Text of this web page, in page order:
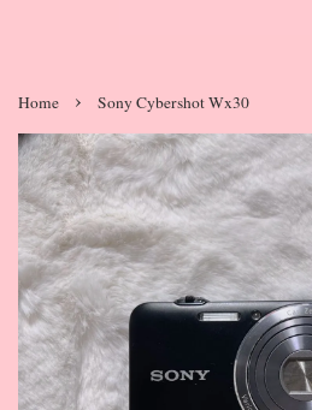
Home › Sony Cybershot Wx30